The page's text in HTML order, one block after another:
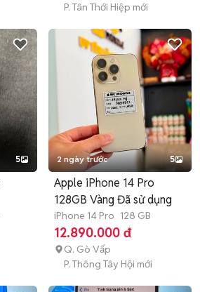
P. Tân Thới Hiệp mới
5 2 ngày trước 5
Apple iPhone 14 Pro
128GB Vàng Đã sử dụng
iPhone 14 Pro 128 GB
12.890.000 đ
Q. Gò Vấp
P. Thông Tây Hội mới